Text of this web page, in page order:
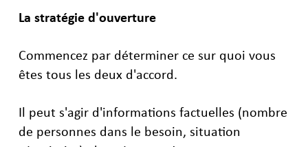
La stratégie d'ouverture
Commencez par déterminer ce sur quoi vous
êtes tous les deux d'accord.
Il peut s'agir d'informations factuelles (nombre
de personnes dans le besoin, situation